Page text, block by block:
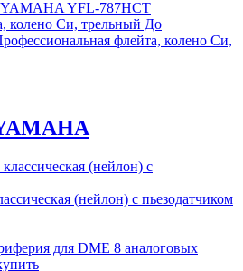
флейта, колено Си,
(нейлон) с пьезодатчиком